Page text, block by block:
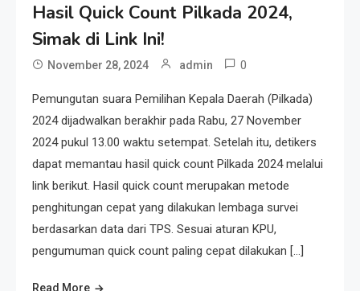
Hasil Quick Count Pilkada 2024,
Simak di Link Ini!
November 28, 2024 admin 0
Pemungutan suara Pemilihan Kepala Daerah (Pilkada)
2024 dijadwalkan berakhir pada Rabu, 27 November
2024 pukul 13.00 waktu setempat. Setelah itu, detikers
dapat memantau hasil quick count Pilkada 2024 melalui
link berikut. Hasil quick count merupakan metode
penghitungan cepat yang dilakukan lembaga survei
berdasarkan data dari TPS. Sesuai aturan KPU,
pengumuman quick count paling cepat dilakukan […]
Read More